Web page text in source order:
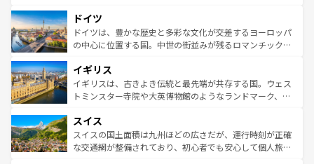
せる。地方によって風土や気候が異なるスペインはその個
性で訪れる人を魅了する。 なお、新着のスペイン情報は コ
ンテンツ一覧を参照してほしい。
で、幅広い魅力が詰まっている。華麗な宮殿、歴史的な大
聖堂、美しいビーチ、そして豊かな自然が、訪れる者を心
から魅了する。また、フランスは美食の国としても知ら
いる。シャンパンの発祥地であるランス、プロヴァンスの
香り高いラベンダー畑など、多彩な楽しみ方が可能だ。さ
らに、パリ以外の地域にも魅力が溢れており、どの街角に
れる地方に足を運ぶとそれぞれで全く異なる文化を体験で
きるだろう。 なお、新着のフランス情報はコンテンツ一覧
を参照してほしい。
ドイツ
ドイツは、豊かな歴史と多彩な文化が交差するヨーロッパ
の中心に位置する国。中世の街並みが残るロマンチック街
顔を持つこの国は、どこを歩いても飽きることがない。ベ
ルリンの文化的活気、バイエルン州のアルプスの絶景、そ
してライン川沿いのワイン畑といった風景は必見。ビール
は、お酒好きな人にはぜひ体験してほしい。 なお、新着の
ドイツ情報はコンテンツ一覧を参照してほしい。
イギリス
イギリスは、古きよき伝統と最先端が共存する国。ウェス
トミンスター寺院や大英博物館のようなランドマーク、歴
リアごとに異なる魅力がある。また、優雅なアフタヌーン
ティー、ビール好きにはたまらない英国パブ、サッカー観
戦など、本場だからこそできる体験も豊富。イギリスを旅
スイス
スイスの国土面積は九州ほどの広さだが、運行時刻が正確
な交通網が整備されており、初心者でも安心して個人旅行